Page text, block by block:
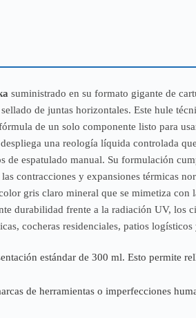
suministrado en su formato gigante de
de juntas horizontales. Este hule
de un solo componente listo para
una reología líquida controlada
espatulado manual. Su formulación
contracciones y expansiones térmicas
gris claro mineral que se mimetiza con
durabilidad frente a la radiación UV, los
cocheras residenciales, patios logísticos
estándar de 300 ml. Esto permite
de herramientas o imperfecciones